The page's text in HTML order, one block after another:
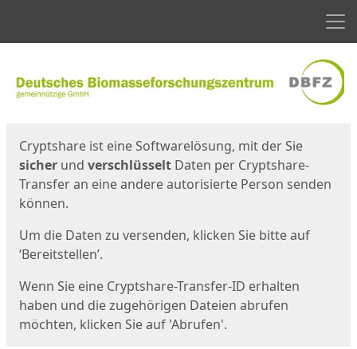
Cryptshare ist eine Softwarelösung, mit der Sie
sicher und verschlüsselt Daten per Cryptshare-
Transfer an eine andere autorisierte Person senden
können.
Um die Daten zu versenden, klicken Sie bitte auf
‘Bereitstellen’.
Wenn Sie eine Cryptshare-Transfer-ID erhalten
haben und die zugehörigen Dateien abrufen
möchten, klicken Sie auf 'Abrufen'.